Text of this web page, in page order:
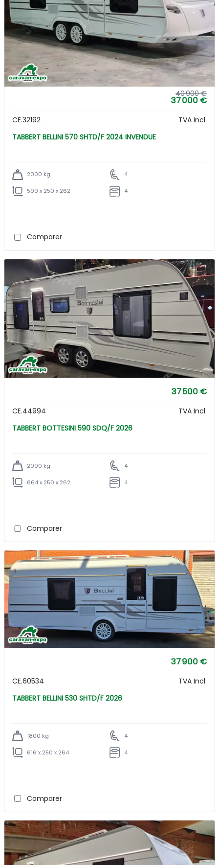
40 900 €
37 000 €
CE.32192
TVA Incl.
TABBERT BELLINI 570 SHTD/F 2024 INVENDUE
2000 kg 4
590 x 250 x 262 4
Comparer
37 500 €
CE.44994
TVA Incl.
TABBERT BOTTESINI 590 SDQ/F 2026
2000 kg 4
664 x 250 x 262 4
Comparer
37 900 €
CE.60534
TVA Incl.
TABBERT BELLINI 530 SHTD/F 2026
1800 kg 4
616 x 250 x 264 4
Comparer